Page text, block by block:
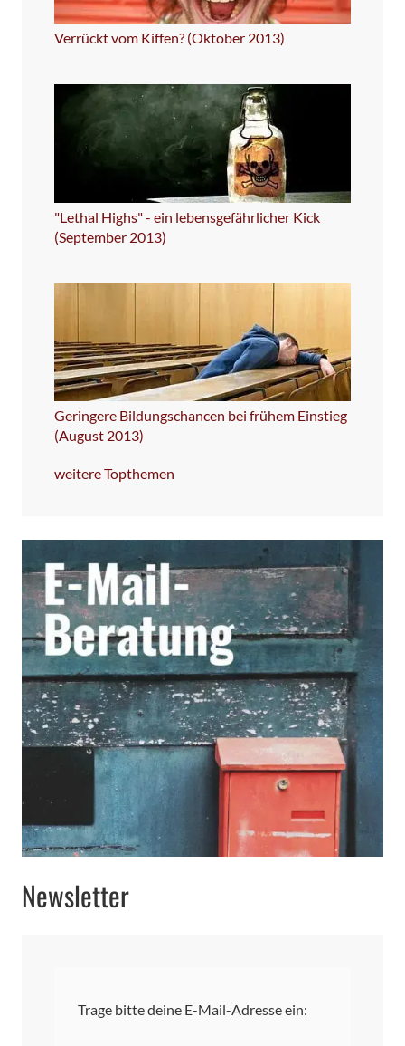
Verrückt vom Kiffen? (Oktober 2013)
"Lethal Highs" - ein lebensgefährlicher Kick
(September 2013)
Geringere Bildungschancen bei frühem Einstieg
(August 2013)
weitere Topthemen
Newsletter
Trage bitte deine E-Mail-Adresse ein: